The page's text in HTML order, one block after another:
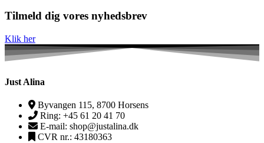
Tilmeld dig vores nyhedsbrev
Klik her
Just Alina
Byvangen 115, 8700 Horsens
Ring: +45 61 20 41 70
E-mail: shop@justalina.dk
CVR nr.: 43180363